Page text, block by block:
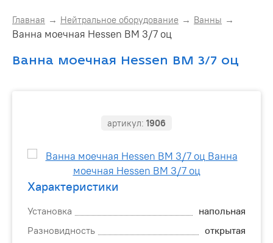
Главная Нейтральное оборудование Ванны
Ванна моечная Hessen ВМ 3/7 оц
Ванна моечная Hessen ВМ 3/7 оц
артикул: 1906
Характеристики
Установка
напольная
Разновидность
открытая